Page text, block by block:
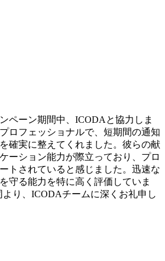
ペーン期間中、ICODAと協力しま
ロフェッショナルで、短期間の通知
確実に整えてくれました。彼らの献
ーション能力が際立っており、プロ
トされていると感じました。迅速な
守る能力を特に高く評価していま
より、ICODAチームに深くお礼申し